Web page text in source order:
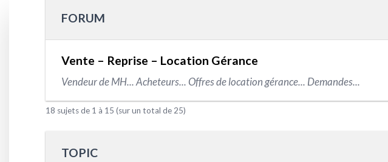
FORUM
Vente – Reprise – Location Gérance
Vendeur de MH... Acheteurs... Offres de location gérance... Demandes...
18 sujets de 1 à 15 (sur un total de 25)
TOPIC